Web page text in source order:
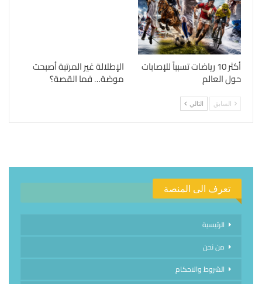
أكثر 10 رياضات تسبباً للإصابات
حول العالم
الإطلالة غير المرتبة أصبحت
موضة… فما القصة؟
السابق التالي
تعرف الى المنصة
الرئيسية
من نحن
الشروط والاحكام